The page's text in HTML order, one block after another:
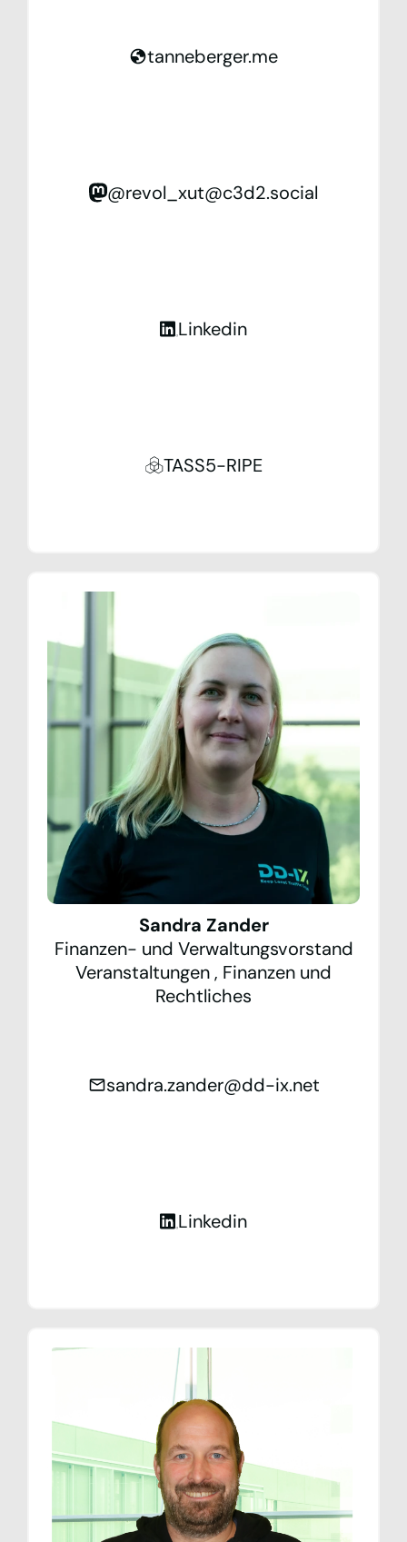
tanneberger.me
@revol_xut@c3d2.social
Linkedin
TASS5-RIPE
Sandra Zander
Finanzen- und Verwaltungsvorstand
Veranstaltungen, Finanzen und
Rechtliches
sandra.zander@dd-ix.net
Linkedin